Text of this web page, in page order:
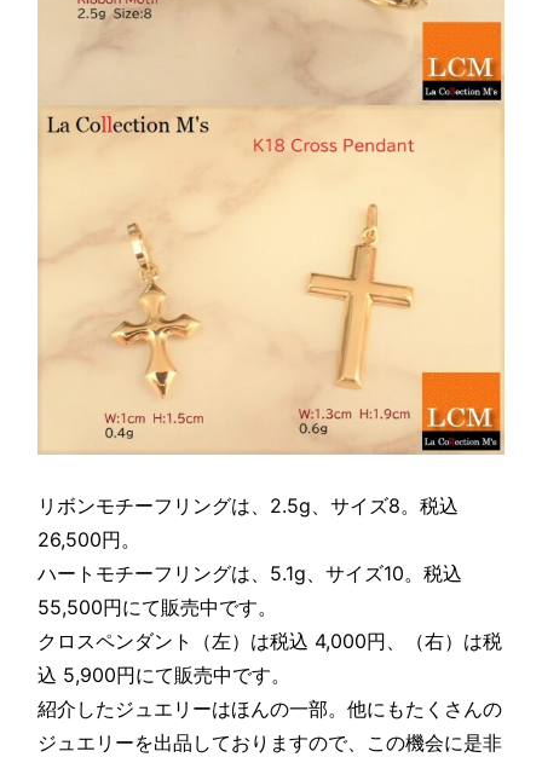
リボンモチーフリングは、2.5g、サイズ8。税込
26,500円。
ハートモチーフリングは、5.1g、サイズ10。税込
55,500円にて販売中です。
クロスペンダント（左）は税込 4,000円、（右）は税
込 5,900円にて販売中です。
紹介したジュエリーはほんの一部。他にもたくさんの
ジュエリーを出品しておりますので、この機会に是非